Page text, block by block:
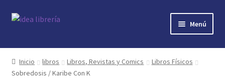
Ir
Ir
Menú
Inicio
contacto
Inicio libros Libros, Revistas y Comics
Libros Físicos
Sobredosis / Karibe Con K